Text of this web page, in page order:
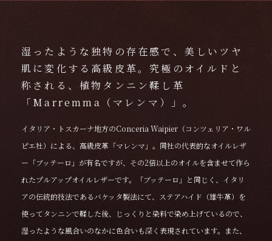
湿ったような独特の存在感で、美しいツヤ
肌に変化する高級皮革。究極のオイルドと
称される、植物タンニン鞣し革
「Marremma（マレンマ）」。
イタリア・トスカーナ地方のConceria Waipier（コンツェリア・ワル
ピエ社）による、高級皮革「マレンマ」。同社の代表的なオイルレザ
ー「ブッテーロ」が有名ですが、その2倍以上のオイルを含ませて作ら
れたプルアップオイルレザーです。「ブッテーロ」と同じく、イタリ
アの伝統的技法であるバケッタ製法にて、ステアハイド（雄牛革）を
使ってタンニンで鞣した後、じっくりと染料で染め上げているので、
湿ったような風合いのなかに色合いも深く表現されています。また、